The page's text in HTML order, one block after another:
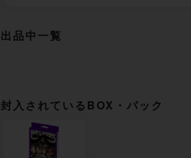
出品中一覧
封入されているBOX・パック